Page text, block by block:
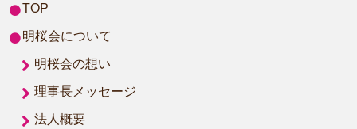
TOP
明桜会について
明桜会の想い
理事長メッセージ
法人概要